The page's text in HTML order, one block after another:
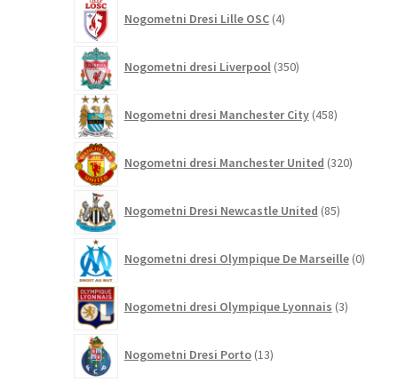
Nogometni Dresi Lille OSC 4izdelki
Nogometni dresi Liverpool 350izdelkov
Nogometni dresi Manchester City 458izdelkov
Nogometni dresi Manchester United 320izdelkov
Nogometni Dresi Newcastle United 85izdelkov
Nogometni dresi Olympique De Marseille 0
Nogometni dresi Olympique Lyonnais 3izdelki
Nogometni Dresi Porto 13izdelkov